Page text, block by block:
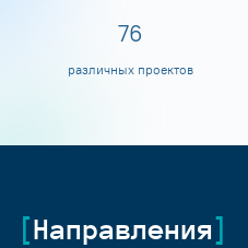
80
различных проектов
Направления